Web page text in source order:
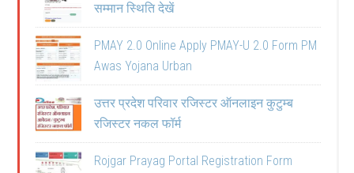
सम्मान स्थिति देखें
PMAY 2.0 Online Apply PMAY-U 2.0 Form PM
Awas Yojana Urban
उत्तर प्रदेश परिवार रजिस्टर ऑनलाइन कुटुम्ब
रजिस्टर नकल फॉर्म
Rojgar Prayag Portal Registration Form